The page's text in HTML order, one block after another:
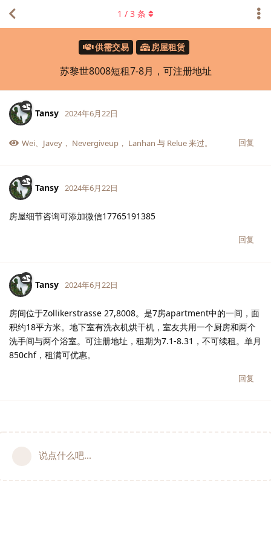
供需交易 房屋租赁
苏黎世8008短租7-8月，可注册地址
1 / 3 条
Tansy 2024年6月22日
回复
Wei、 Javey ， Nevergiveup ， Lanhan 与 Relue来过。
Tansy 2024年6月22日
房屋细节咨询可添加微信17765191385
回复
Tansy 2024年6月22日
房间位于Zollikerstrasse 27,8008。是7房apartment中的一间，面
积约18平方米。地下室有洗衣机烘干机，室友共用一个厨房和两个
洗手间与两个浴室。可注册地址，租期为7.1-8.31，不可续租。单月
850chf，租满可优惠。
回复
说点什么吧...